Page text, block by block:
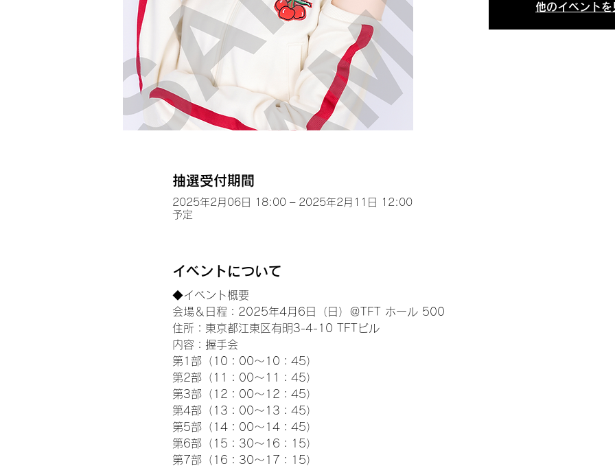
他のイベントを
抽選受付期間
2025年2月06日 18:00 – 2025年2月11日 12:00
予定
イベントについて
◆イベント概要
会場＆日程：2025年4月6日（日）＠TFT ホール 500
住所：東京都江東区有明3-4-10 TFTビル
内容：握手会
第1部（10：00～10：45）
第2部（11：00～11：45）
第3部（12：00～12：45）
第4部（13：00～13：45）
第5部（14：00～14：45）
第6部（15：30～16：15）
第7部（16：30～17：15）